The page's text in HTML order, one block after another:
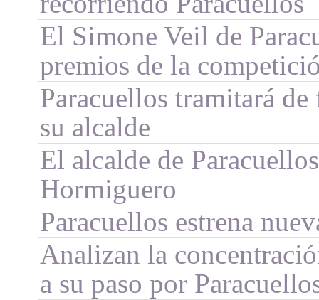
El Simone Veil de
premios de la
Paracuellos tramitará
su alcalde
El alcalde de
Hormiguero
Paracuellos estrena
Analizan la
a su paso por